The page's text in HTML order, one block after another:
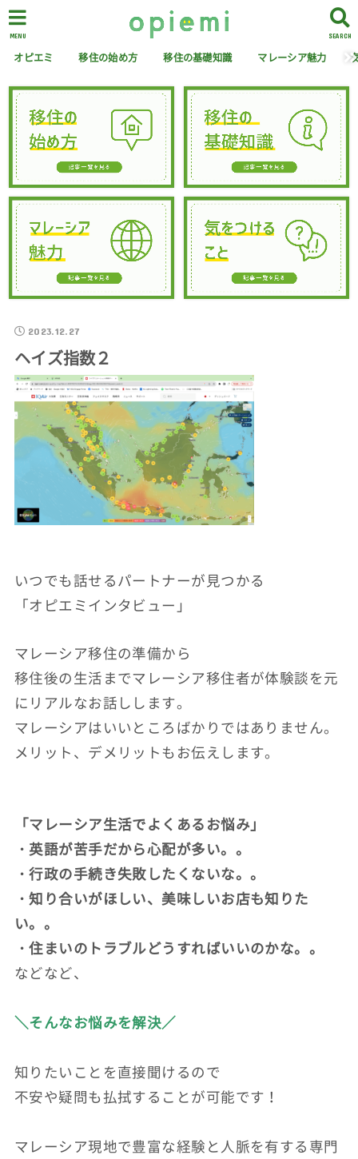
SEARCH
MENU
オピエミ 移住の始め方 移住の基礎知識 マレーシア魅力
2023.12.27
ヘイズ指数２
いつでも話せるパートナーが見つかる
「オピエミインタビュー」
マレーシア移住の準備から
移住後の生活までマレーシア移住者が体験談を元
にリアルなお話しします。
マレーシアはいいところばかりではありません。
メリット、デメリットもお伝えします。
「マレーシア生活でよくあるお悩み」
・英語が苦手だから心配が多い。。
・行政の手続き失敗したくないな。。
・知り合いがほしい、美味しいお店も知りた
い。。
・住まいのトラブルどうすればいいのかな。。
などなど、
＼そんなお悩みを解決／
知りたいことを直接聞けるので
不安や疑問も払拭することが可能です！
マレーシア現地で豊富な経験と人脈を有する専門